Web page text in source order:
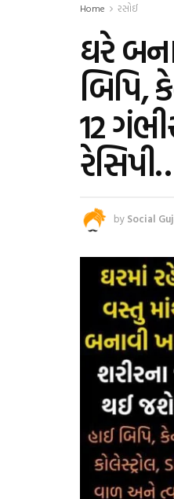
Home રસોઈ
ઘરે
બિપિ,
12
by Social